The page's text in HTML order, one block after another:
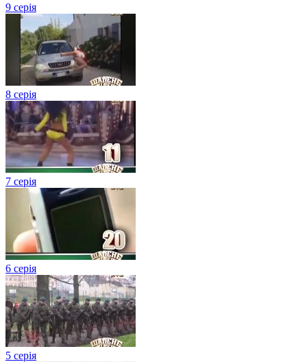
9 серія
8 серія
7 серія
6 серія
5 серія